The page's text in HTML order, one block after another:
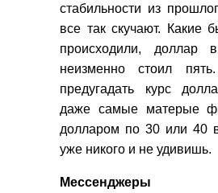
стабильности из
все так скучают. Какие
происходили, доллар
неизменно стоил
предугадать курс
даже самые матерые
долларом по 30 или 40
уже никого и не удивишь.
Мессенджеры